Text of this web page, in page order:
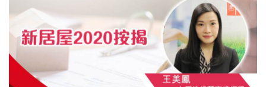
免費開戶轉介服務
私人貸款
優惠禮遇